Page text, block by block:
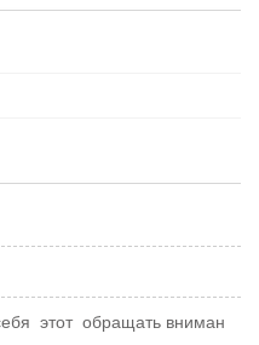
этот обращать вниман